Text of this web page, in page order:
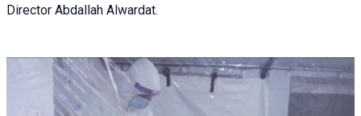
Director Abdallah Alwardat.